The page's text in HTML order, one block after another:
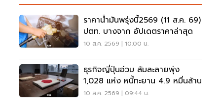
ราคาน้ำมันพรุ่งนี้2569 (11 ส.ค. 69)
ปตท. บางจาก อัปเดตราคาล่าสุด
10 ส.ค. 2569 | 10:00 น.
ธุรกิจญี่ปุ่นอ่วม ล้มละลายพุ่ง
1,028 แห่ง หนี้ทะยาน 4.9 หมื่นล้าน
10 ส.ค. 2569 | 09:44 น.